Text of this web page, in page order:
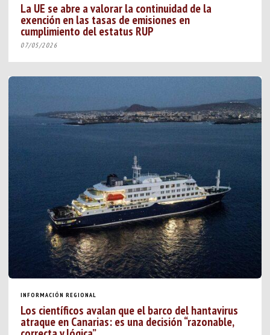
La UE se abre a valorar la continuidad de la
exención en las tasas de emisiones en
cumplimiento del estatus RUP
07/05/2026
INFORMACIÓN REGIONAL
Los científicos avalan que el barco del hantavirus
atraque en Canarias: es una decisión “razonable,